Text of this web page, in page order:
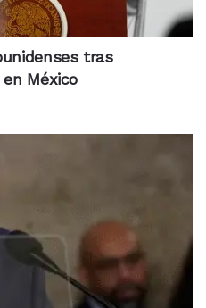
tras
México